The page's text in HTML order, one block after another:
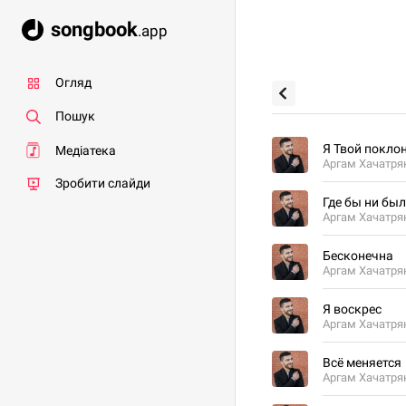
songbook.app
Огляд
Пошук
Медіатека
Зробити слайди
Я Твой
Аргам
Где бы ни
Аргам
Бесконечна
Аргам
Я воскрес
Аргам
Всё меняется
Аргам